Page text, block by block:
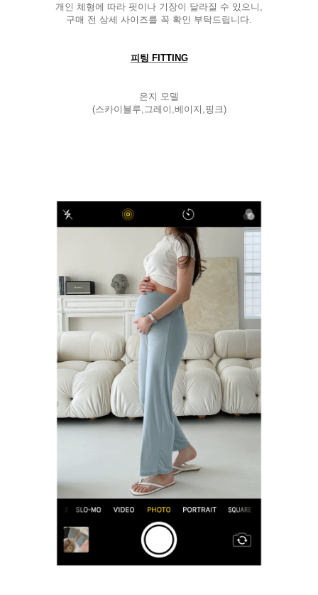
개인 체형에 따라 핏이나 기장이 달라질 수 있으니,
구매 전 상세 사이즈를 꼭 확인 부탁드립니다.
피팅 FITTING
은지 모델
(스카이블루,그레이,베이지,핑크)